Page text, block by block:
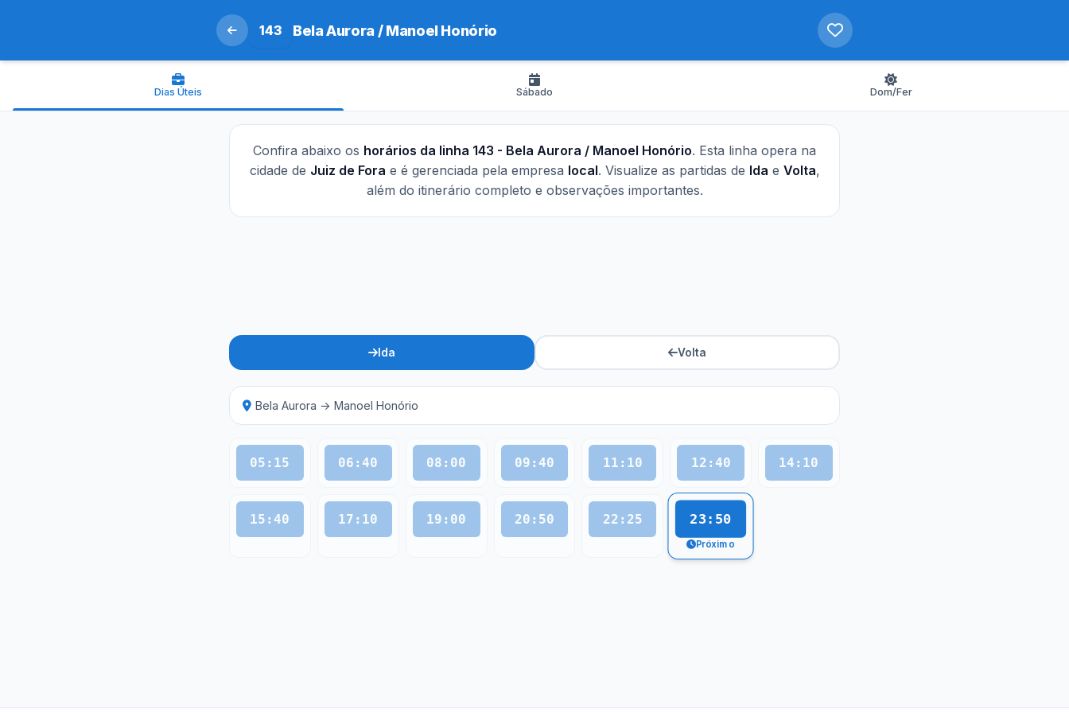
143 Bela Aurora / Manoel Honório
Dias Úteis Sábado Dom/Fer
Confira abaixo os horários da linha 143 - Bela Aurora / Manoel Honório. Esta linha opera na
cidade de Juiz de Fora e é gerenciada pela empresa local. Visualize as partidas de Ida e Volta,
além do itinerário completo e observações importantes.
Ida Volta
Bela Aurora → Manoel Honório
05:15 06:40 08:00 09:40 11:10 12:40 14:10
15:40 17:10 19:00 20:50 22:25 23:50
Próximo